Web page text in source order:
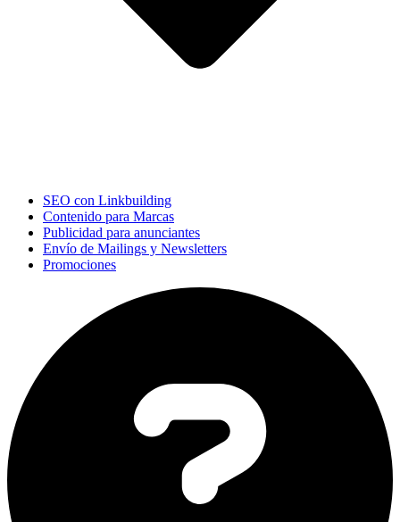
SEO con Linkbuilding
Contenido para Marcas
Publicidad para anunciantes
Envío de Mailings y Newsletters
Promociones